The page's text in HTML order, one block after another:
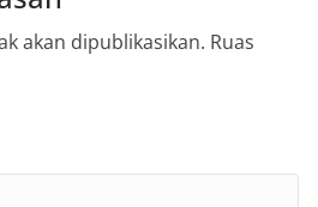
akan dipublikasikan. Ruas